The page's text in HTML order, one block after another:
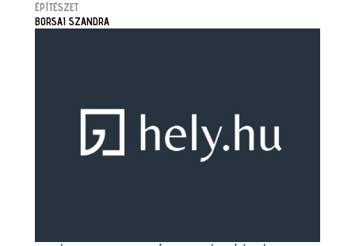
ÉPÍTÉSZET
BORSAI SZANDRA